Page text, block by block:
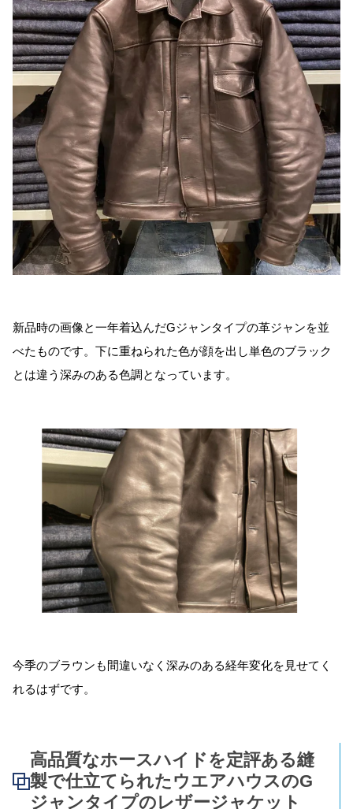
新品時の画像と一年着込んだGジャンタイプの革ジャンを並
べたものです。下に重ねられた色が顔を出し単色のブラック
とは違う深みのある色調となっています。
今季のブラウンも間違いなく深みのある経年変化を見せてく
れるはずです。
高品質なホースハイドを定評ある縫
製で仕立てられたウエアハウスのG
ジャンタイプのレザージャケット